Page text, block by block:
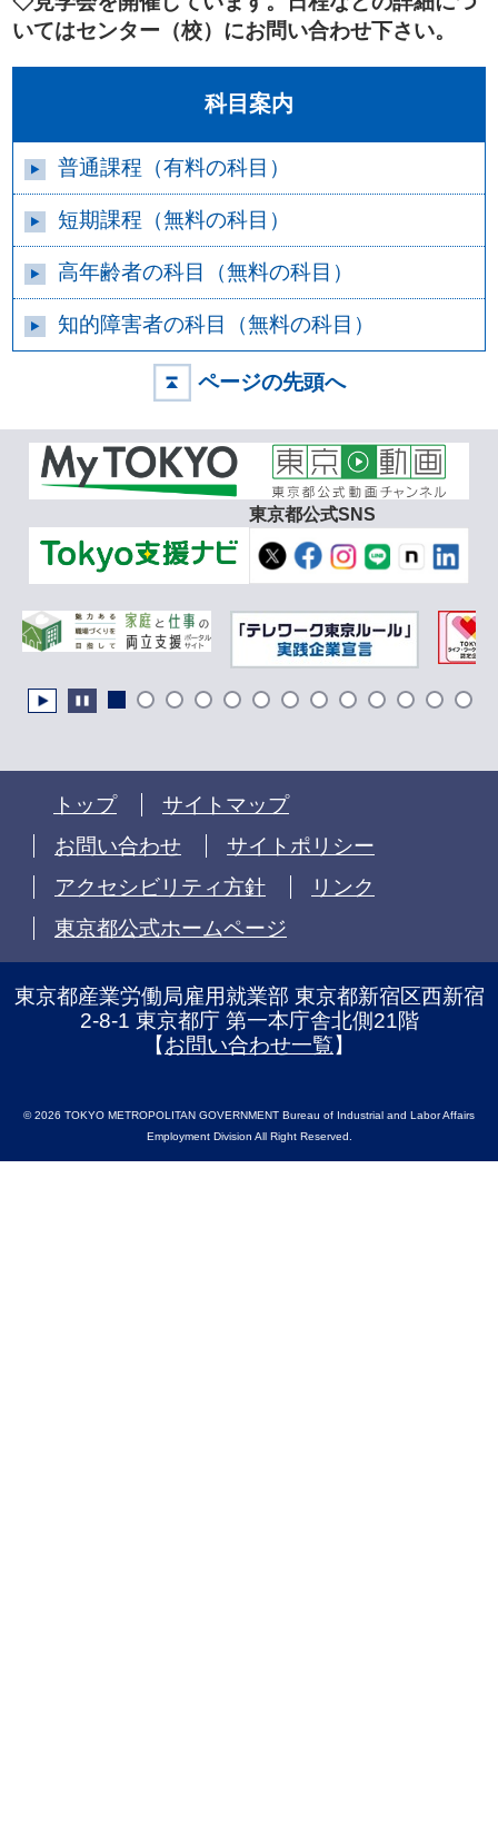
いてはセンター（校）にお問い合わせ下さい。
科目案内
普通課程（有料の科目）
短期課程（無料の科目）
高年齢者の科目（無料の科目）
知的障害者の科目（無料の科目）
ページの先頭へ
東京都公式SNS
トップ
サイトマップ
お問い合わせ
サイトポリシー
アクセシビリティ方針
リンク
東京都公式ホームページ
東京都産業労働局雇用就業部 東京都新宿区西新宿
2-8-1 東京都庁 第一本庁舎北側21階
【お問い合わせ一覧】
© 2026 TOKYO METROPOLITAN GOVERNMENT Bureau of Industrial and Labor Affairs
Employment Division All Right Reserved.